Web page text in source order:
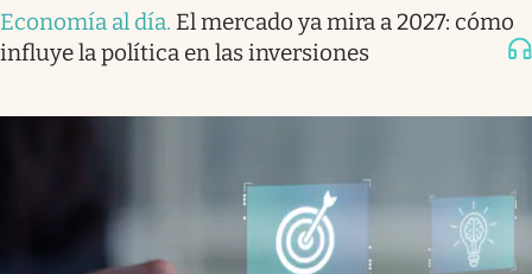
Economía al día. El mercado ya mira a 2027: cómo
influye la política en las inversiones